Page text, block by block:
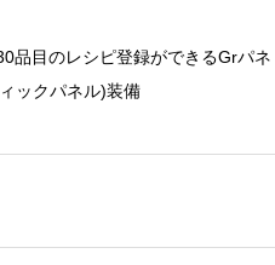
品目のレシピ登録ができるGrパネ
ックパネル)装備